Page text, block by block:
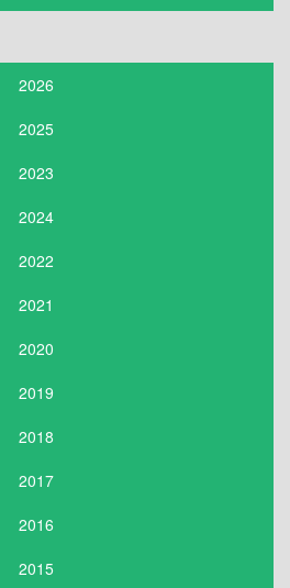
2026
2025
2023
2024
2022
2021
2020
2019
2018
2017
2016
2015